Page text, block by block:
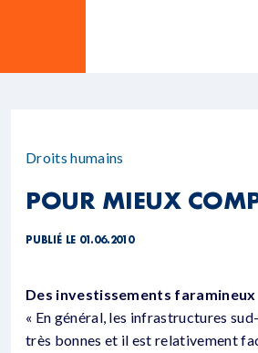
Droits humains
POUR MIEUX
PUBLIÉ LE 01.06.2010
Des investissements faramineux
« En général, les infrastructures
très bonnes et il est relativement